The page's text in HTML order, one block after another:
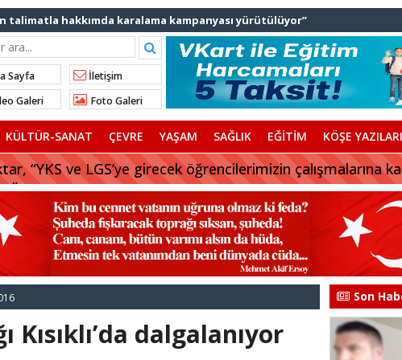
başkanlarından İl Başkanı Özdemir’e ziyaret
Bingöl’den İBB’ye tepki
“Gök Kubbe’de, Mavi Vatan’da, Şanlı Topraklarda: İstanbul
Çerkez AK Parti’ye katıldı
AK Parti’ye katılıyor
orman yangınına müdahale ediyor
tercih desteği
Sayfa
İletişim
Galeri
Foto Galeri
KÜLTÜR-SANAT ÇEVRE YAŞAM SAĞLIK EĞİTİM KÖŞE YAZILARI
“YKS ve LGS’ye girecek öğrencilerimizin çalışmalarına
Kısıklı’da dalgalanıyor
Son